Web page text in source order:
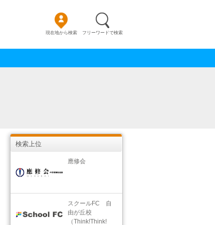
現在地から検索 フリーワードで検索
検索上位
應修会
スクールFC 自
由が丘校
（Think!Think!